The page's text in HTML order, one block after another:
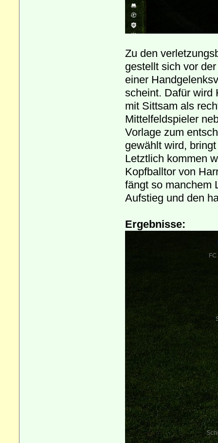
Zu den
gestellt sich vor
einer
scheint. Dafür wird
mit Sittsam als
Mittelfeldspieler
Vorlage zum
gewählt wird,
Letztlich kommen
Kopfballtor von
fängt so manchem
Aufstieg und den
Ergebnisse: